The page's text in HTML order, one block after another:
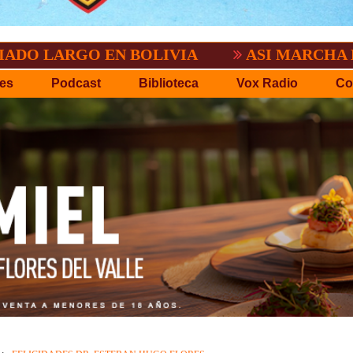
EN BOLIVIA ASI MARCHA EL
Podcast Biblioteca Vox Radio